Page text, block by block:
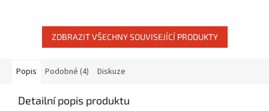
ZOBRAZIT VŠECHNY SOUVISEJÍCÍ PRODUKTY
Popis Podobné (4) Diskuze
Detailní popis produktu